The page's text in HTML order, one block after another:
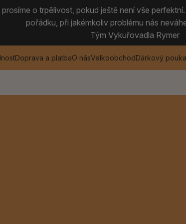
o trpělivost, pokud ještě není vše
pořádku, při jakémkoliv problému nás
Tým Vykuřovadla Rymer
Doprava a platbaO násVelkoobchodDárkový